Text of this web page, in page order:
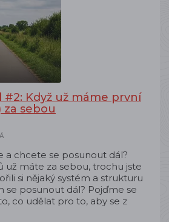
#2: Když už máme první
za sebou
a chcete se posunout dál?
už máte za sebou, trochu jste
si nějaký systém a strukturu
se posunout dál? Pojďme se
co udělat pro to, aby se z